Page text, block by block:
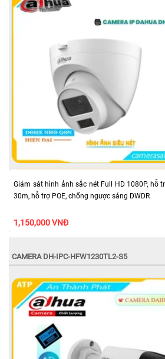
Giám sát hình ảnh sắc nét Full HD 1080P, hỗ
30m, hỗ trợ POE, chống ngược sáng DWDR
1,150,000 VNĐ
CAMERA DH-IPC-HFW1230TL2-S5